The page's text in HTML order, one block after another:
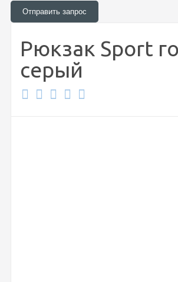
Рюкзак Sport
серый